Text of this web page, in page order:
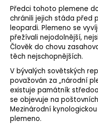
Předci tohoto plemene
chránili jejich stáda před
leopardi. Plemeno se
přežívali nejodolnější,
Člověk do chovu
těch nejschopnějších.
V bývalých sovětských
považován za „národní
existuje památník
se objevuje na
Mezinárodní
plemeno.